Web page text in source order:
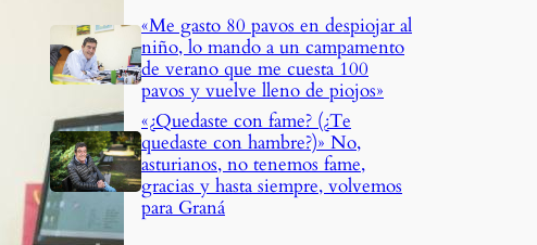
«Me gasto 80 pavos en despiojar al
niño, lo mando a un campamento
de verano que me cuesta 100
pavos y vuelve lleno de piojos»
«¿Quedaste con fame? (¿Te
quedaste con hambre?)» No,
asturianos, no tenemos fame,
gracias y hasta siempre, volvemos
para Graná